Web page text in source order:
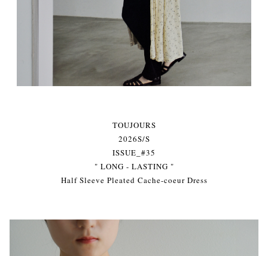
TOUJOURS
2026S/S
ISSUE_#35
" LONG - LASTING "
Half Sleeve Pleated Cache-coeur Dress